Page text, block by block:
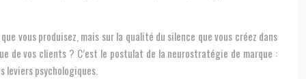
vous produisez, mais sur la qualité du silence que vous créez dans
de vos clients ? C’est le postulat de la neurostratégie de marque :
psychologiques.